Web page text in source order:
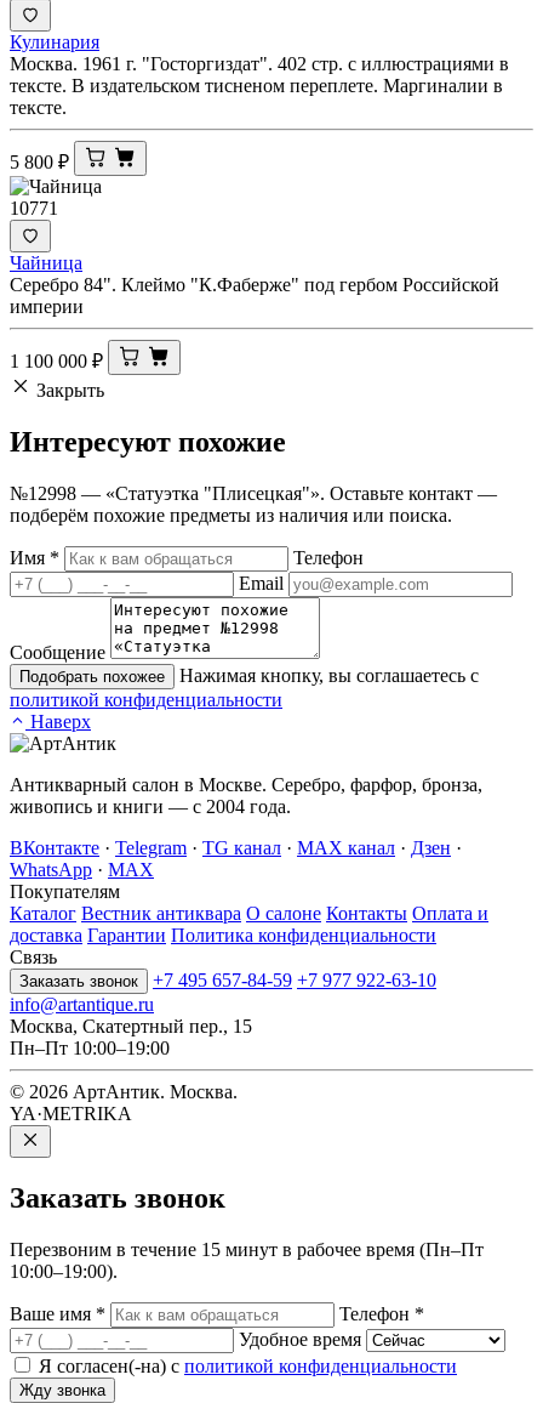
Кулинария
Москва. 1961 г. "Госторгиздат". 402 стр. с иллюстрациями в
тексте. В издательском тисненом переплете. Маргиналии в
тексте.
5 800 ₽
10771
Чайница
Серебро 84". Клеймо "К.Фаберже" под гербом Российской
империи
1 100 000 ₽
Закрыть
Интересуют похожие
№12998 — «Статуэтка "Плисецкая"». Оставьте контакт —
подберём похожие предметы из наличия или поиска.
Имя *
Телефон
Email
Сообщение
Подобрать похожее
Нажимая кнопку, вы соглашаетесь с
политикой конфиденциальности
Наверх
Антикварный салон в Москве. Серебро, фарфор, бронза,
живопись и книги — с 2004 года.
ВКонтакте · Telegram · TG канал · MAX канал · Дзен ·
WhatsApp · MAX
Покупателям
Каталог Вестник антиквара О салоне Контакты Оплата и
доставка Гарантии Политика конфиденциальности
Связь
Заказать звонок +7 495 657-84-59 +7 977 922-63-10
info@artantique.ru
Москва, Скатертный пер., 15
Пн–Пт 10:00–19:00
© 2026 АртАнтик. Москва.
YA·METRIKA
Заказать звонок
Перезвоним в течение 15 минут в рабочее время (Пн–Пт
10:00–19:00).
Ваше имя * Телефон *
Удобное время
Я согласен(-на) с политикой конфиденциальности
Жду звонка